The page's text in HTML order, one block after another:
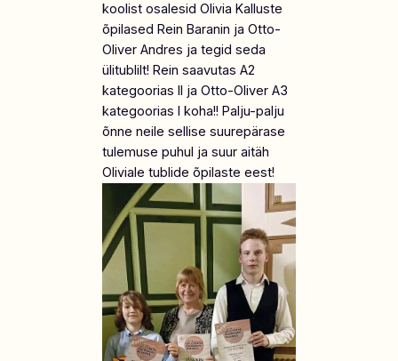
koolist osalesid Olivia Kalluste
õpilased Rein Baranin ja Otto-
Oliver Andres ja tegid seda
ülitublilt! Rein saavutas A2
kategoorias II ja Otto-Oliver A3
kategoorias I koha!! Palju-palju
õnne neile sellise suurepärase
tulemuse puhul ja suur aitäh
Oliviale tublide õpilaste eest!